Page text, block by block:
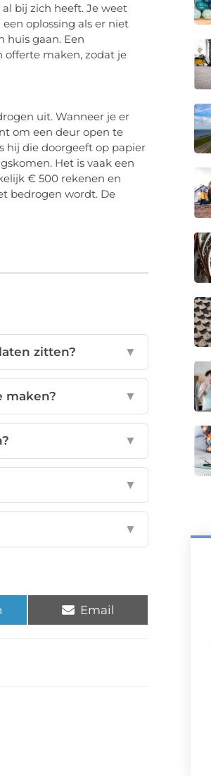
bij zich heeft. Je weet
oplossing als er niet
huis gaan. Een
offerte maken, zodat je
uit. Wanneer je er
om een deur open te
hij die doorgeeft op papier
Het is vaak een
€ 500 rekenen en
bedrogen wordt. De
zitten? ▼
maken? ▼
▼
▼
▼
Email